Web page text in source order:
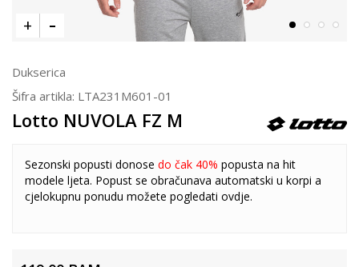
Dukserica
Šifra artikla: LTA231M601-01
Lotto NUVOLA FZ M
Sezonski popusti donose do čak 40% popusta na hit
modele ljeta. Popust se obračunava automatski u korpi a
cjelokupnu ponudu možete pogledati ovdje.